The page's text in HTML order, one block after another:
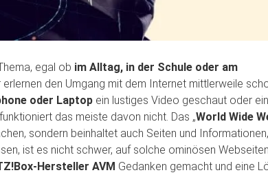
egal ob im Alltag, in der Schule oder am
den Umgang mit dem Internet mittlerweile
oder Laptop ein lustiges Video geschaut oder ein
das meiste davon nicht. Das „World Wide
sondern beinhaltet auch Seiten und
ist es nicht schwer, auf solche ominösen
Hersteller AVM Gedanken gemacht und eine